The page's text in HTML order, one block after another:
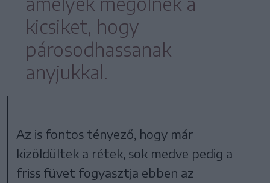
kicsiket, hogy
párosodhassanak
anyjukkal.
Az is fontos tényező, hogy már
kizöldültek a rétek, sok medve pedig a
friss füvet fogyasztja ebben az